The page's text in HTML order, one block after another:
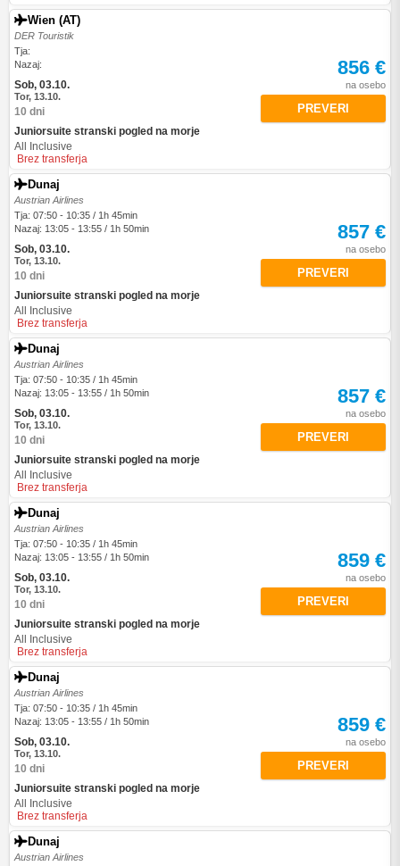
Wien (AT)
DER Touristik
Tja:
Nazaj:
Sob, 03.10.
Tor, 13.10.
10 dni
Juniorsuite stranski pogled na morje
All Inclusive
Brez transferja
856 €
na osebo
PREVERI
Dunaj
Austrian Airlines
Tja: 07:50 - 10:35 / 1h 45min
Nazaj: 13:05 - 13:55 / 1h 50min
Sob, 03.10.
Tor, 13.10.
10 dni
Juniorsuite stranski pogled na morje
All Inclusive
Brez transferja
857 €
na osebo
PREVERI
Dunaj
Austrian Airlines
Tja: 07:50 - 10:35 / 1h 45min
Nazaj: 13:05 - 13:55 / 1h 50min
Sob, 03.10.
Tor, 13.10.
10 dni
Juniorsuite stranski pogled na morje
All Inclusive
Brez transferja
857 €
na osebo
PREVERI
Dunaj
Austrian Airlines
Tja: 07:50 - 10:35 / 1h 45min
Nazaj: 13:05 - 13:55 / 1h 50min
Sob, 03.10.
Tor, 13.10.
10 dni
Juniorsuite stranski pogled na morje
All Inclusive
Brez transferja
859 €
na osebo
PREVERI
Dunaj
Austrian Airlines
Tja: 07:50 - 10:35 / 1h 45min
Nazaj: 13:05 - 13:55 / 1h 50min
Sob, 03.10.
Tor, 13.10.
10 dni
Juniorsuite stranski pogled na morje
All Inclusive
Brez transferja
859 €
na osebo
PREVERI
Dunaj
Austrian Airlines